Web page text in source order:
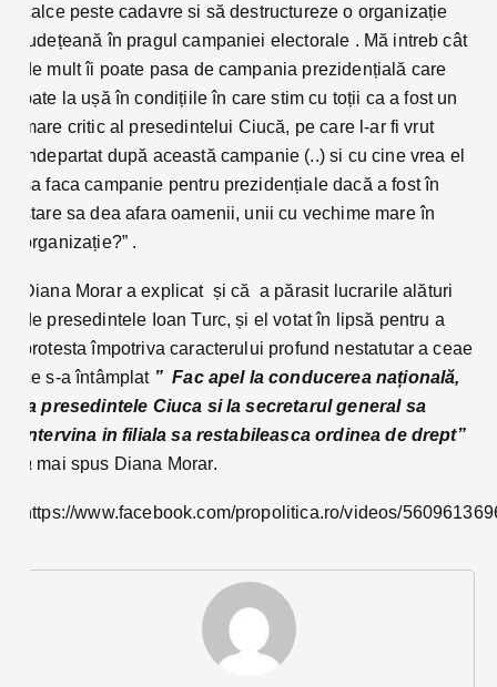
calce peste cadavre si să destructureze o organizație
județeană în pragul campaniei electorale . Mă intreb cât
de mult îi poate pasa de campania prezidențială care
bate la ușă în condițiile în care stim cu toții ca a fost un
mare critic al presedintelui Ciucă, pe care l-ar fi vrut
indepartat după această campanie (..) si cu cine vrea el
sa faca campanie pentru prezidențiale dacă a fost în
stare sa dea afara oamenii, unii cu vechime mare în
organizație?” .
Diana Morar a explicat și că a părasit lucrarile alături
de presedintele Ioan Turc, și el votat în lipsă pentru a
protesta împotriva caracterului profund nestatutar a ceae
ce s-a întâmplat ” Fac apel la conducerea națională,
la presedintele Ciuca si la secretarul general sa
intervina in filiala sa restabileasca ordinea de drept”
a mai spus Diana Morar.
https://www.facebook.com/propolitica.ro/videos/